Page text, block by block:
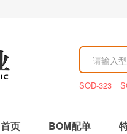
SOD-323
首页 BOM配单